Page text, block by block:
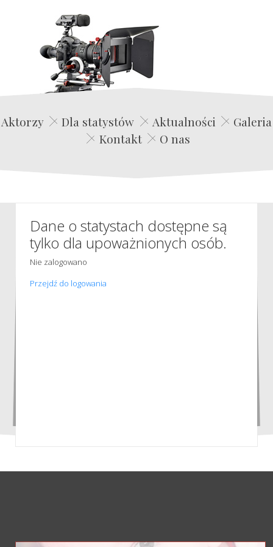
Edwin Film Agencja Aktorska
Aktorzy Dla statystów Aktualności
Galeria
Kontakt
O nas
Dane o statystach dostępne są
tylko dla upoważnionych osób.
Nie zalogowano
Przejdź do logowania